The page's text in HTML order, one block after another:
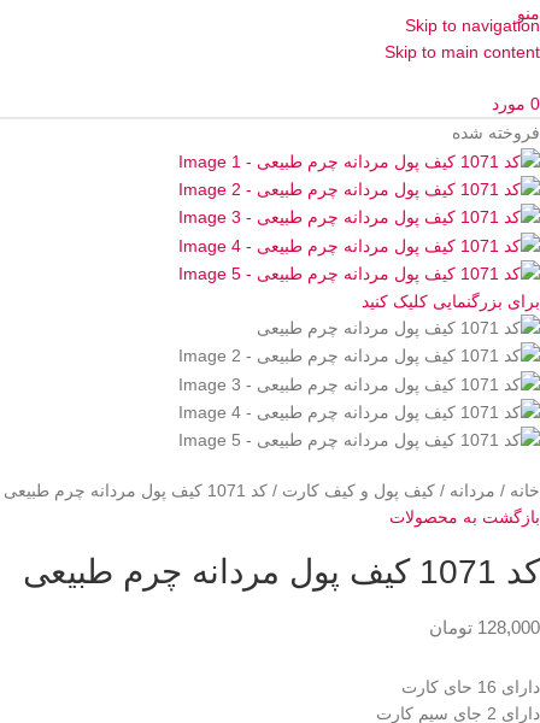
Skip to navigation
Skip to main content
منو
0 مورد
فروخته شده
برای بزرگنمایی کلیک کنید
خانه مردانه کیف پول و کیف کارت
کد 1071 کیف پول مردانه چرم طبیعی
بازگشت به محصولات
کد 1071 کیف پول مردانه چرم طبیعی
128,000 تومان
دارای 16 حای کارت
دارای 2 جای سیم کارت